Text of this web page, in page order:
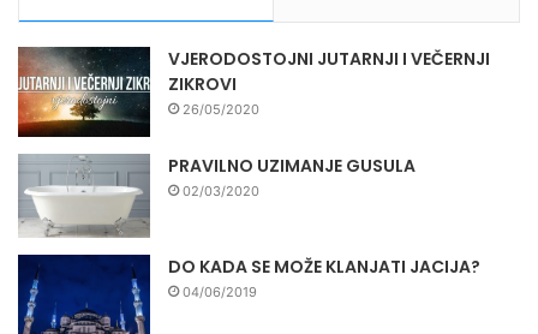
VJERODOSTOJNI JUTARNJI I VEČERNJI
ZIKROVI
26/05/2020
PRAVILNO UZIMANJE GUSULA
02/03/2020
DO KADA SE MOŽE KLANJATI JACIJA?
04/06/2019